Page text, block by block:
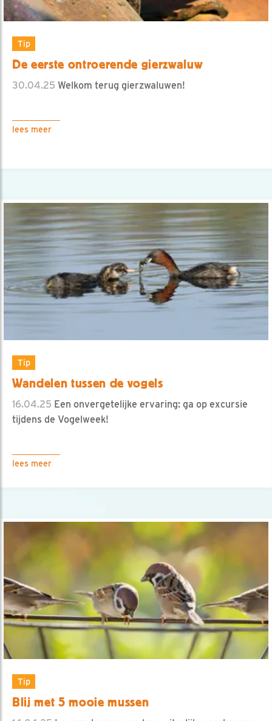
Tip
De eerste ontroerende gierzwaluw
30.04.25 Welkom terug gierzwaluwen!
lees meer
Tip
Wandelen tussen de vogels
16.04.25 Een onvergetelijke ervaring: ga op excursie
tijdens de Vogelweek!
lees meer
Tip
Blij met 5 mooie mussen